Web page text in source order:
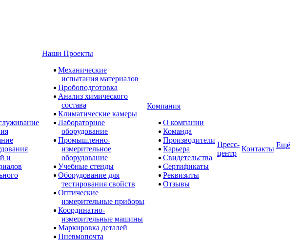
и
Наши Проекты
Механические
испытания материалов
Пробоподготовка
Анализ химического
состава
Климатические камеры
Лабораторное
оборудование
Промышленно-
измерительное
оборудование
Учебные стенды
Оборудование для
тестирования свойств
Оптические
измерительные приборы
Координатно-
измерительные машины
Маркировка деталей
Пневмопочта
Компания
О компании
Команда
Производители
Карьера
Свидетельства
Сертификаты
Реквизиты
Отзывы
Пресс-
центр
Контакты Ещё